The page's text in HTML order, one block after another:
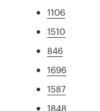
1106
1510
846
1696
1587
1848